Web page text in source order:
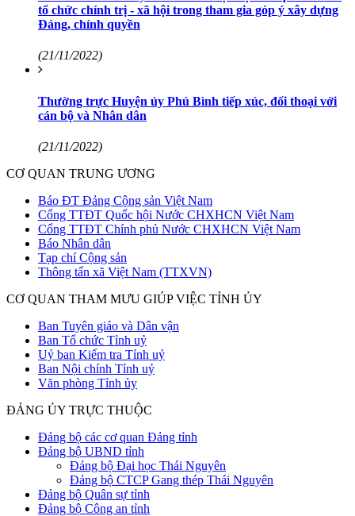
tổ chức chính trị - xã hội trong tham gia góp ý xây dựng
Đảng, chính quyền
(21/11/2022)
Thường trực Huyện ủy Phú Bình tiếp xúc, đối thoại với
cán bộ và Nhân dân
(21/11/2022)
CƠ QUAN TRUNG ƯƠNG
Báo ĐT Đảng Cộng sản Việt Nam
Cổng TTĐT Quốc hội Nước CHXHCN Việt Nam
Cổng TTĐT Chính phủ Nước CHXHCN Việt Nam
Báo Nhân dân
Tạp chí Cộng sản
Thông tấn xã Việt Nam (TTXVN)
CƠ QUAN THAM MƯU GIÚP VIỆC TỈNH ỦY
Ban Tuyên giáo và Dân vận
Ban Tổ chức Tỉnh uỷ
Uỷ ban Kiểm tra Tỉnh uỷ
Ban Nội chính Tỉnh uỷ
Văn phòng Tỉnh ủy
ĐẢNG ỦY TRỰC THUỘC
Đảng bộ các cơ quan Đảng tỉnh
Đảng bộ UBND tỉnh
Đảng bộ Đại học Thái Nguyên
Đảng bộ CTCP Gang thép Thái Nguyên
Đảng bộ Quân sự tỉnh
Đảng bộ Công an tỉnh